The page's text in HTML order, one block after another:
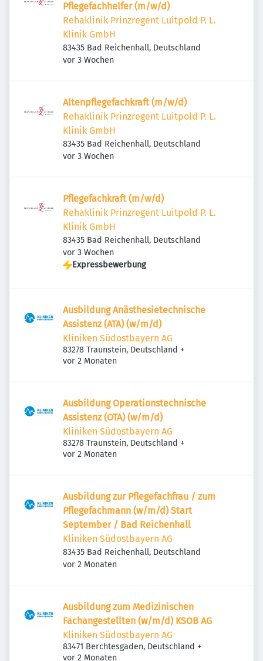
Pflegefachhelfer (m/w/d)
Rehaklinik Prinzregent Luitpold P. L.
Klinik GmbH
83435 Bad Reichenhall, Deutschland
Veröffentlicht
vor 3 Wochen
Altenpflegefachkraft (m/w/d)
Rehaklinik Prinzregent Luitpold P. L.
Klinik GmbH
83435 Bad Reichenhall, Deutschland
Veröffentlicht
vor 3 Wochen
Pflegefachkraft (m/w/d)
Rehaklinik Prinzregent Luitpold P. L.
Klinik GmbH
83435 Bad Reichenhall, Deutschland
Veröffentlicht
vor 3 Wochen
Expressbewerbung
Ausbildung Anästhesietechnische
Assistenz (ATA) (w/m/d)
Kliniken Südostbayern AG
83278 Traunstein, Deutschland +
Veröffentlicht:
vor 2 Monaten
Ausbildung Operationstechnische
Assistenz (OTA) (w/m/d)
Kliniken Südostbayern AG
83278 Traunstein, Deutschland +
Veröffentlicht:
vor 2 Monaten
Ausbildung zur Pflegefachfrau / zum
Pflegefachmann (w/m/d) Start
September / Bad Reichenhall
Kliniken Südostbayern AG
83435 Bad Reichenhall, Deutschland
Veröffentlicht:
vor 2 Monaten
Ausbildung zum Medizinischen
Fachangestellten (w/m/d) KSOB AG
Kliniken Südostbayern AG
83471 Berchtesgaden, Deutschland +
Veröffentlicht:
vor 2 Monaten